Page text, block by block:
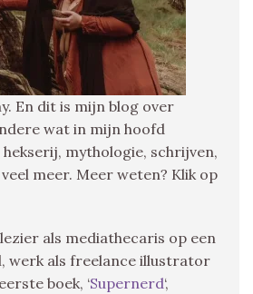
En dit is mijn blog over
wat in mijn hoofd
mythologie, schrijven,
meer. Meer weten? Klik op
als mediathecaris op een
werk als freelance illustrator
boek, ‘Supernerd‘,